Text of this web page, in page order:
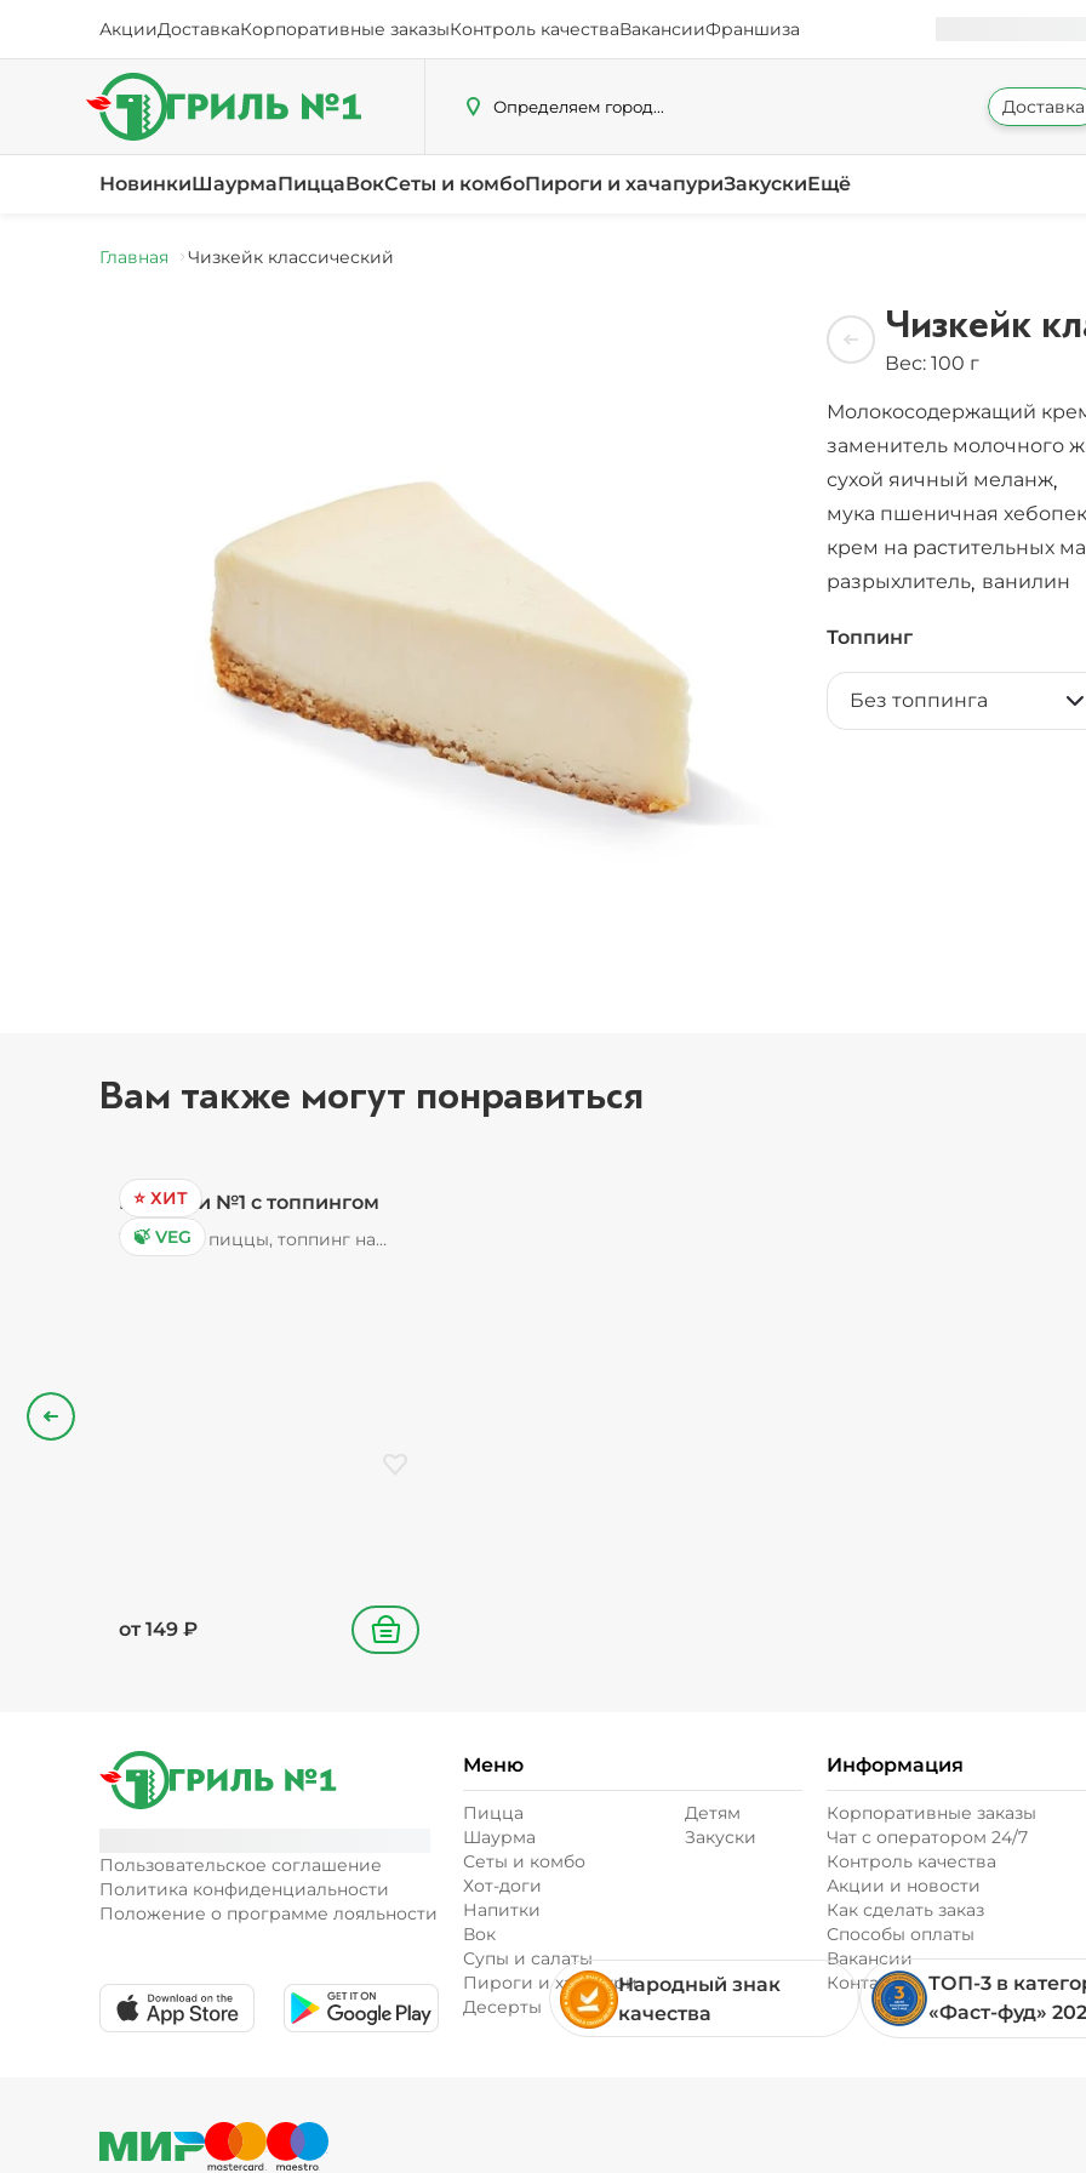
АкцииДоставкаКорпоративные заказыКонтроль качестваВакансииФраншиза
Определяем город... Доставка
НовинкиШаурмаПиццаВокСеты и комбоПироги и хачапуриЗакускиЕщё
Главная Чизкейк классический
Чизкейк
Вес: 100 г
Молокосодержащий
заменитель молочного
сухой яичный меланж,
мука пшеничная
крем на растительных
разрыхлитель, ванилин
Топпинг
Без топпинга
Вам также могут понравиться
⭐ ХИТ
🍃 VEG
Пончики №1 с топпингом
Тесто для пиццы, топпинг на
от 149 ₽ В корзину
Назад
Пользовательское соглашение
Политика конфиденциальности
Положение о программе лояльности
Меню
Пицца
Шаурма
Сеты и комбо
Хот-доги
Напитки
Вок
Супы и салаты
Пироги и хачапури
Десерты
Детям
Закуски
Информация
Корпоративные заказы
Чат с оператором 24/7
Контроль качества
Акции и новости
Как сделать заказ
Способы оплаты
Вакансии
Контакты
Народный знак
качества
ТОП-3 в
«Фаст-фуд»